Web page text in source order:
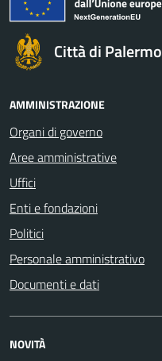
Città di Palermo
AMMINISTRAZIONE
Organi di governo
Aree amministrative
Uffici
Enti e fondazioni
Politici
Personale amministrativo
Documenti e dati
NOVITÀ